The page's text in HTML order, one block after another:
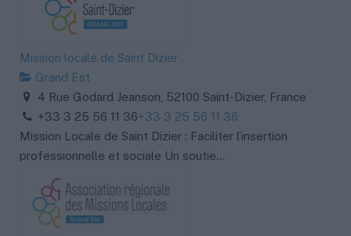
Mission locale de Saint Dizier
Grand Est
4 Rue Godard Jeanson, 52100 Saint-Dizier, France
+33 3 25 56 11 36+33 3 25 56 11 36
Mission Locale de Saint Dizier : Faciliter l’insertion
professionnelle et sociale Un soutie...